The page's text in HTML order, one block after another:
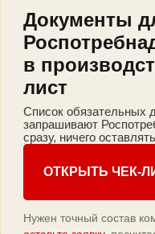
Документы
в
лист
Список обязательных
запрашивают
сразу, ничего
ОТКРЫТЬ ЧЕК-
Нужен точный состав